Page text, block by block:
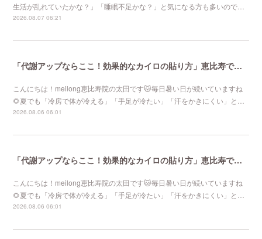
生活が乱れていたかな？」「睡眠不足かな？」と気になる方も多いので…
2026.08.07 06:21
「代謝アップならここ！効果的なカイロの貼り方」恵比寿で口コミNo 1美容鍼灸ならmeilong
こんにちは！meilong恵比寿院の太田です🐱毎日暑い日が続いていますね
🌻夏でも「冷房で体が冷える」「手足が冷たい」「汗をかきにくい」と…
2026.08.06 06:01
「代謝アップならここ！効果的なカイロの貼り方」恵比寿で口コミNo 1美容鍼灸ならmeilong
こんにちは！meilong恵比寿院の太田です🐱毎日暑い日が続いていますね
🌻夏でも「冷房で体が冷える」「手足が冷たい」「汗をかきにくい」と…
2026.08.06 06:01